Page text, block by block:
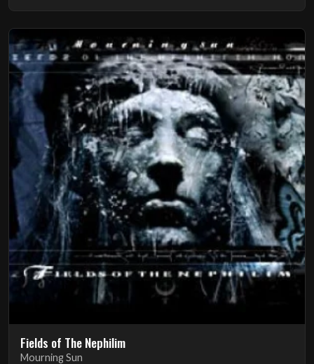
Fields of The Nephilim
Mourning Sun